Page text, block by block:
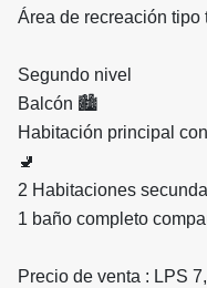
Área de recreación tipo
Segundo nivel
Balcón 🏙️
Habitación principal
🚽
2 Habitaciones
1 baño completo
Precio de venta : LPS